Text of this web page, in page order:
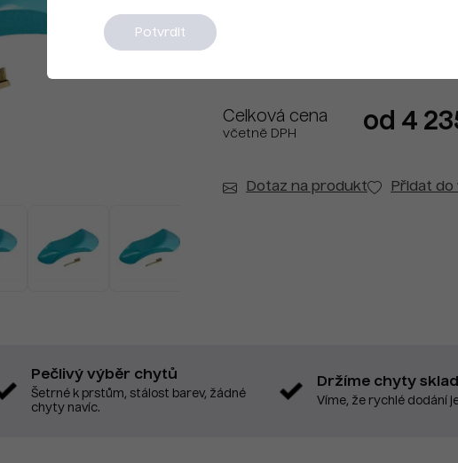
Celková cena
včetně DPH od 4
Dotaz na produkt Přidat do
Pečlivý výběr chytů
Šetrné k prstům, stálost barev, žádné
chyty navíc.
Držíme chyty
Víme, že rychlé dodání
Potvrdit